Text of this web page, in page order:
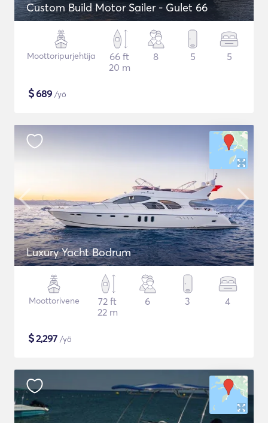
Custom Build Motor Sailer - Gulet 66
Moottoripurjehtija
66 ft
20 m
8 5 5
$689 /yö
Luxury Yacht Bodrum
Moottorivene
72 ft
22 m
6 3 4
$2,297 /yö